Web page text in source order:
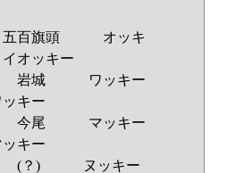
百旗頭 オッキ
ッキー
岩城 ワッキー
キー
今尾 マッキー
キー
(？) ヌッキー